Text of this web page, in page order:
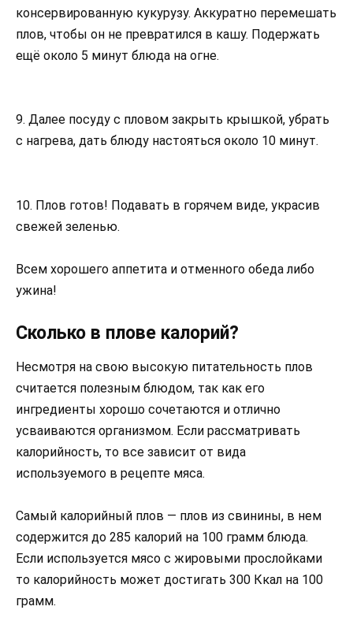
консервированную кукурузу. Аккуратно перемешать
плов, чтобы он не превратился в кашу. Подержать
ещё около 5 минут блюда на огне.
9. Далее посуду с пловом закрыть крышкой, убрать
с нагрева, дать блюду настояться около 10 минут.
10. Плов готов! Подавать в горячем виде, украсив
свежей зеленью.
Всем хорошего аппетита и отменного обеда либо
ужина!
Сколько в плове калорий?
Несмотря на свою высокую питательность плов
считается полезным блюдом, так как его
ингредиенты хорошо сочетаются и отлично
усваиваются организмом. Если рассматривать
калорийность, то все зависит от вида
используемого в рецепте мяса.
Самый калорийный плов — плов из свинины, в нем
содержится до 285 калорий на 100 грамм блюда.
Если используется мясо с жировыми прослойками
то калорийность может достигать 300 Ккал на 100
грамм.